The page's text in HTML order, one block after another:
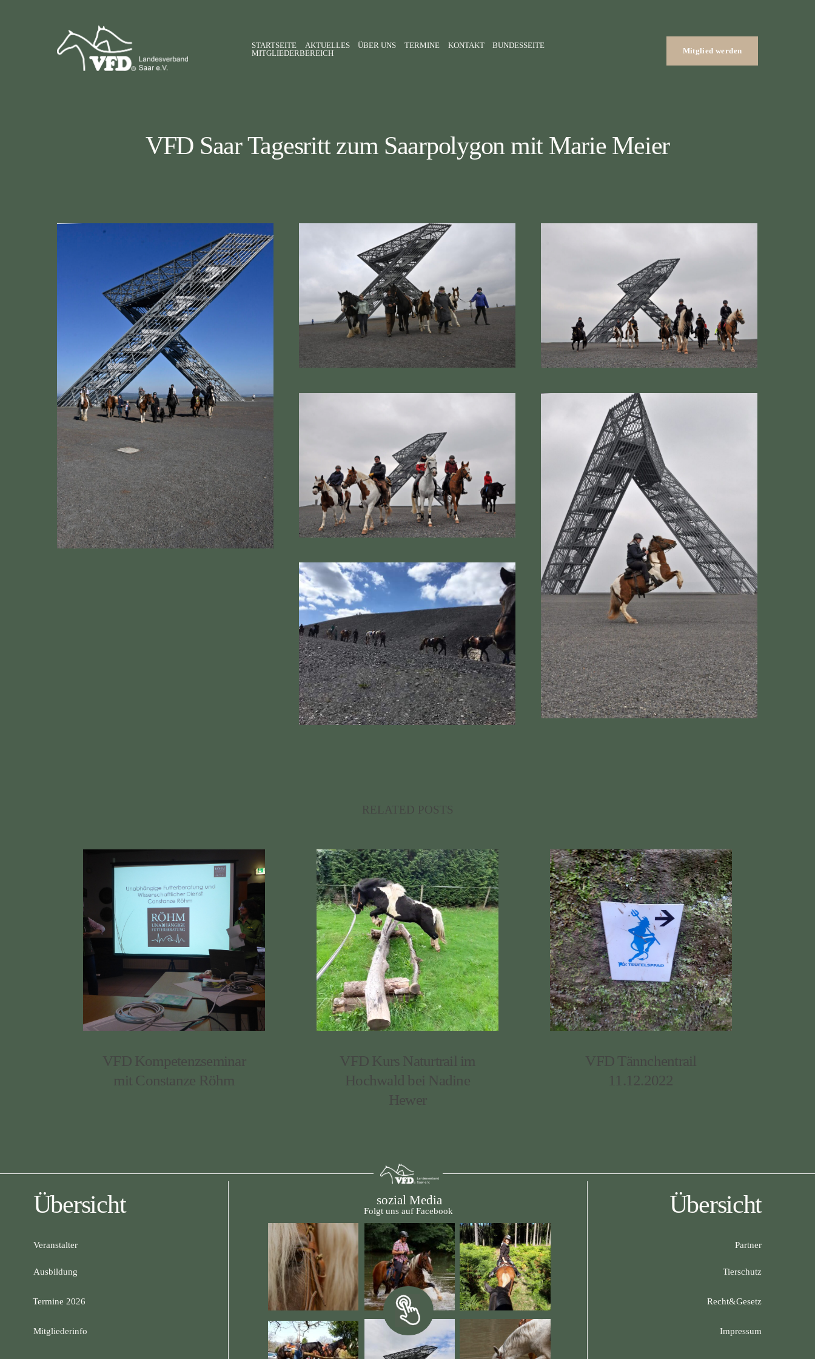
STARTSEITE AKTUELLES ÜBER UNS TERMINE KONTAKT
BUNDESSEITE
MITGLIEDERBEREICH
Mitglied werden
VFD Saar Tagesritt zum Saarpolygon mit Marie Meier
RELATED POSTS
VFD Kompetenzseminar
mit Constanze Röhm
VFD Kurs Naturtrail im
Hochwald bei Nadine
Hewer
VFD Tännchentrail
11.12.2022
Übersicht Übersicht
sozial Media
Folgt uns auf Facebook
Veranstalter Partner
Ausbildung Tierschutz
Recht&Gesetz
Termine 2026
Mitgliederinfo Impressum